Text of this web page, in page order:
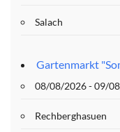
Salach
Gartenmarkt
08/08/2026 - 09/
Rechberghasuen